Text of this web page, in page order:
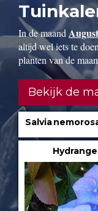
In de maand
altijd wel iets te
planten van de
Bekijk de
Salvia